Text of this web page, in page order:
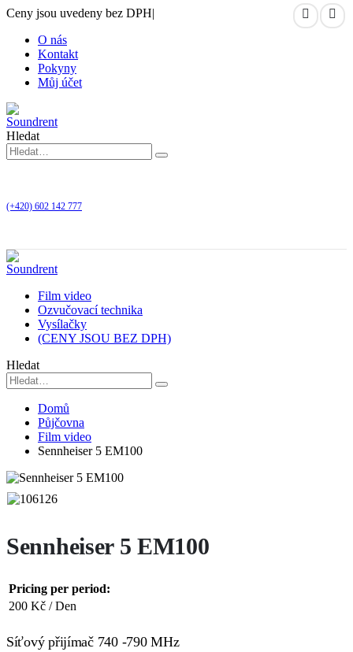
Ceny jsou uvedeny bez DPH|
O nás
Kontakt
Pokyny
Můj účet
Hledat
(+420) 602 142 777
Film video
Ozvučovací technika
Vysílačky
(CENY JSOU BEZ DPH)
Hledat
Domů
Půjčovna
Film video
Sennheiser 5 EM100
Sennheiser 5 EM100
Pricing per period:
200 Kč / Den
Síťový přijímač 740 -790 MHz